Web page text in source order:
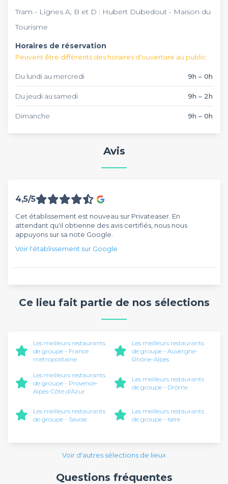
ambiance conviviale au cœur de Grenoble.
Tram - Lignes A, B et D : Hubert Dubedout - Maison du
Tourisme
Horaires de réservation
Peuvent être différents des horaires d'ouverture au public
Du lundi au mercredi 9h – 0h
Du jeudi au samedi 9h – 2h
Dimanche 9h – 0h
Avis
4,5/5
Cet établissement est nouveau sur Privateaser. En
attendant qu'il obtienne des avis certifiés, nous nous
appuyons sur sa note Google.
Voir l'établissement sur Google
Ce lieu fait partie de nos sélections
Les meilleurs restaurants
de groupe - France
métropolitaine
Les meilleurs restaurants
de groupe - Auvergne-
Rhône-Alpes
Les meilleurs restaurants
de groupe - Provence-
Alpes-Côte d'Azur
Les meilleurs restaurants
de groupe - Drôme
Les meilleurs restaurants
de groupe - Savoie
Les meilleurs restaurants
de groupe - Isère
Voir d'autres sélections de lieux
Questions fréquentes